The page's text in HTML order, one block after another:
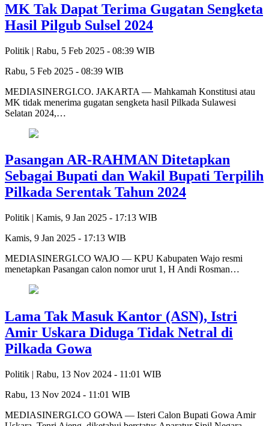
MK Tak Dapat Terima Gugatan Sengketa
Hasil Pilgub Sulsel 2024
Politik | Rabu, 5 Feb 2025 - 08:39 WIB
Rabu, 5 Feb 2025 - 08:39 WIB
MEDIASINERGI.CO. JAKARTA — Mahkamah Konstitusi atau
MK tidak menerima gugatan sengketa hasil Pilkada Sulawesi
Selatan 2024,…
Pasangan AR-RAHMAN Ditetapkan
Sebagai Bupati dan Wakil Bupati Terpilih
Pilkada Serentak Tahun 2024
Politik | Kamis, 9 Jan 2025 - 17:13 WIB
Kamis, 9 Jan 2025 - 17:13 WIB
MEDIASINERGI.CO WAJO — KPU Kabupaten Wajo resmi
menetapkan Pasangan calon nomor urut 1, H Andi Rosman…
Lama Tak Masuk Kantor (ASN), Istri
Amir Uskara Diduga Tidak Netral di
Pilkada Gowa
Politik | Rabu, 13 Nov 2024 - 11:01 WIB
Rabu, 13 Nov 2024 - 11:01 WIB
MEDIASINERGI.CO GOWA — Isteri Calon Bupati Gowa Amir